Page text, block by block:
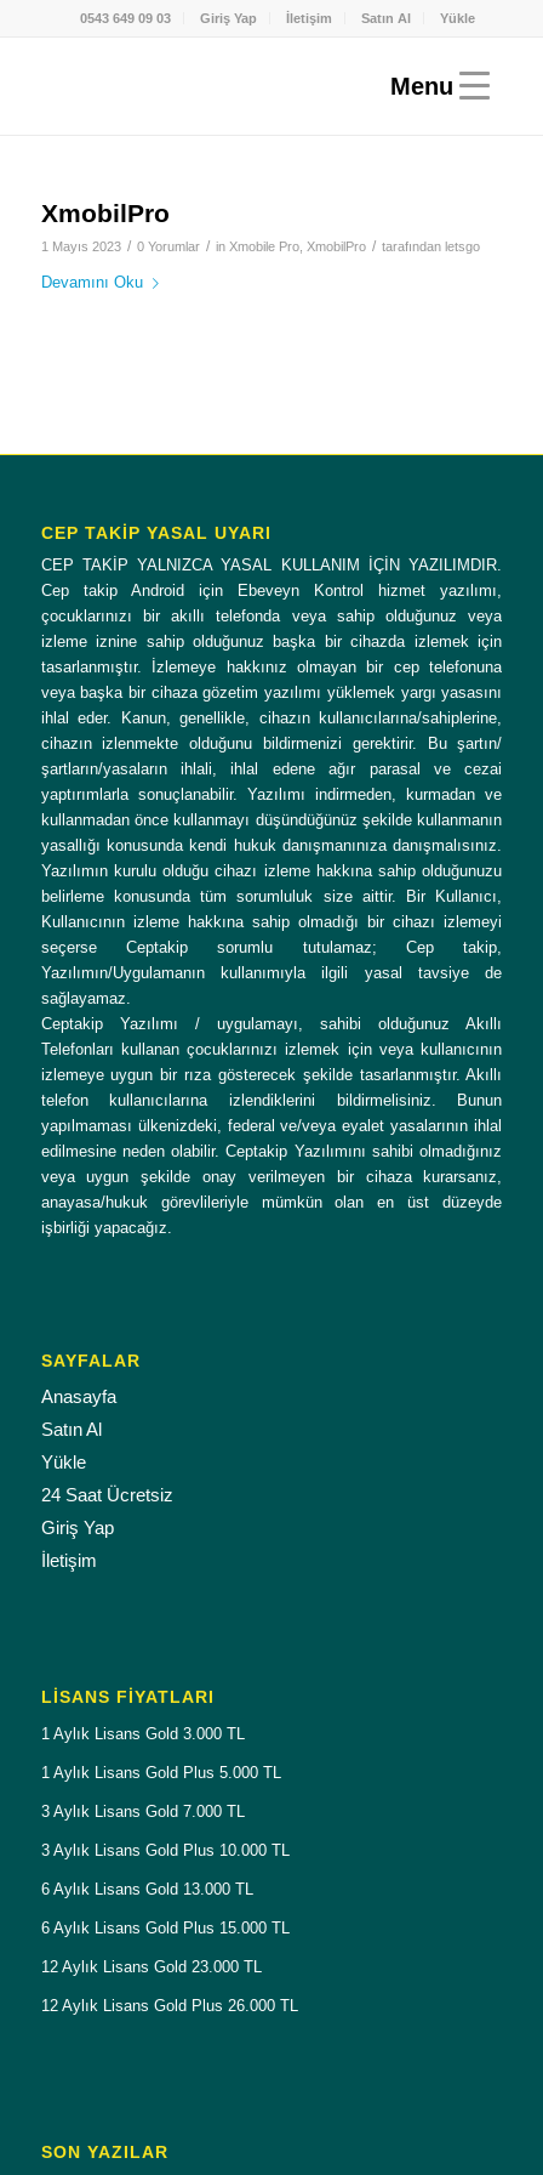
0543 649 09 03 Giriş Yap İletişim Satın Al Yükle
XmobilPro
1 Mayıs 2023 / 0 Yorumlar / in Xmobile Pro, XmobilPro / tarafından letsgo
Devamını Oku
CEP TAKİP YASAL UYARI
CEP TAKİP YALNIZCA YASAL KULLANIM İÇİN YAZILIMDIR.
Cep takip Android için Ebeveyn Kontrol hizmet yazılımı,
çocuklarınızı bir akıllı telefonda veya sahip olduğunuz veya
izleme iznine sahip olduğunuz başka bir cihazda izlemek için
tasarlanmıştır. İzlemeye hakkınız olmayan bir cep telefonuna
veya başka bir cihaza gözetim yazılımı yüklemek yargı yasasını
ihlal eder. Kanun, genellikle, cihazın kullanıcılarına/sahiplerine,
cihazın izlenmekte olduğunu bildirmenizi gerektirir. Bu şartın/
şartların/yasaların ihlali, ihlal edene ağır parasal ve cezai
yaptırımlarla sonuçlanabilir. Yazılımı indirmeden, kurmadan ve
kullanmadan önce kullanmayı düşündüğünüz şekilde kullanmanın
yasallığı konusunda kendi hukuk danışmanınıza danışmalısınız.
Yazılımın kurulu olduğu cihazı izleme hakkına sahip olduğunuzu
belirleme konusunda tüm sorumluluk size aittir. Bir Kullanıcı,
Kullanıcının izleme hakkına sahip olmadığı bir cihazı izlemeyi
seçerse Ceptakip sorumlu tutulamaz; Cep takip,
Yazılımın/Uygulamanın kullanımıyla ilgili yasal tavsiye de
sağlayamaz.
Ceptakip Yazılımı / uygulamayı, sahibi olduğunuz Akıllı
Telefonları kullanan çocuklarınızı izlemek için veya kullanıcının
izlemeye uygun bir rıza gösterecek şekilde tasarlanmıştır. Akıllı
telefon kullanıcılarına izlendiklerini bildirmelisiniz. Bunun
yapılmaması ülkenizdeki, federal ve/veya eyalet yasalarının ihlal
edilmesine neden olabilir. Ceptakip Yazılımını sahibi olmadığınız
veya uygun şekilde onay verilmeyen bir cihaza kurarsanız,
anayasa/hukuk görevlileriyle mümkün olan en üst düzeyde
işbirliği yapacağız.
SAYFALAR
Anasayfa
Satın Al
Yükle
24 Saat Ücretsiz
Giriş Yap
İletişim
LISANS FIYATLARI
1 Aylık Lisans Gold 3.000 TL
1 Aylık Lisans Gold Plus 5.000 TL
3 Aylık Lisans Gold 7.000 TL
3 Aylık Lisans Gold Plus 10.000 TL
6 Aylık Lisans Gold 13.000 TL
6 Aylık Lisans Gold Plus 15.000 TL
12 Aylık Lisans Gold 23.000 TL
12 Aylık Lisans Gold Plus 26.000 TL
SON YAZILAR